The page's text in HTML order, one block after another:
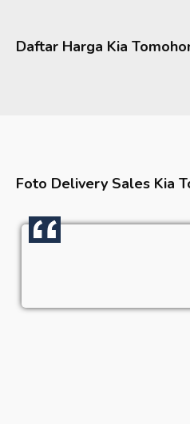
Daftar Harga Kia
Foto Delivery Sales Kia